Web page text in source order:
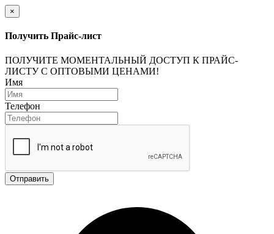
×
Получить Прайс-лист
ПОЛУЧИТЕ МОМЕНТАЛЬНЫЙ ДОСТУП К ПРАЙС-
ЛИСТУ С ОПТОВЫМИ ЦЕНАМИ!
Имя
Телефон
Отправить